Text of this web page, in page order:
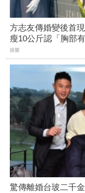
方志友傳婚變後首
瘦10公斤認「胸部有
娛樂
驚傳離婚台玻二千